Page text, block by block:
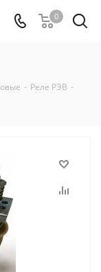
0
- Реле РЭВ -